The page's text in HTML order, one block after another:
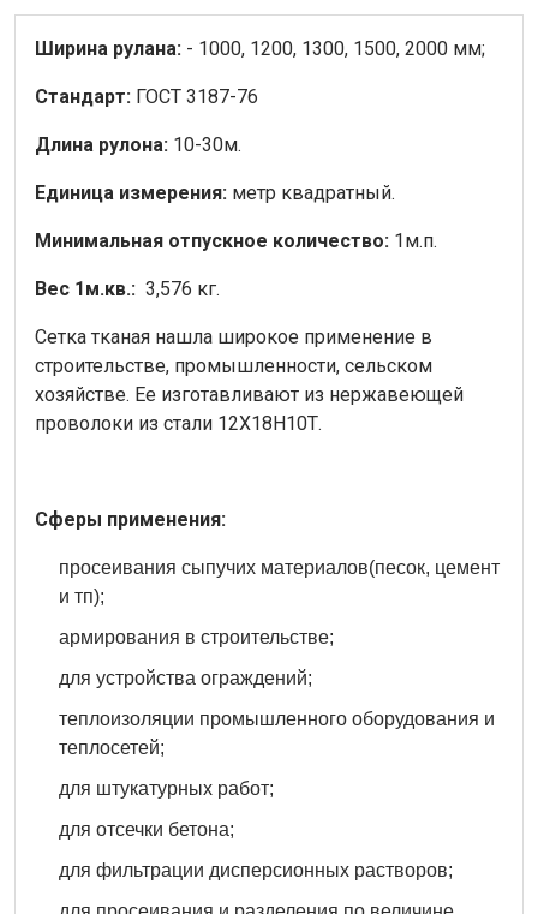
Ширина рулана: - 1000, 1200, 1300, 1500, 2000 мм;
Стандарт: ГОСТ 3187-76
Длина рулона: 10-30м.
Единица измерения: метр квадратный.
Минимальная отпускное количество: 1м.п.
Вес 1м.кв.: 3,576 кг.
Сетка тканая нашла широкое применение в
строительстве, промышленности, сельском
хозяйстве. Ее изготавливают из нержавеющей
проволоки из стали 12Х18Н10Т.
Сферы применения:
просеивания сыпучих материалов(песок, цемент
и тп);
армирования в строительстве;
для устройства ограждений;
теплоизоляции промышленного оборудования и
теплосетей;
для штукатурных работ;
для отсечки бетона;
для фильтрации дисперсионных растворов;